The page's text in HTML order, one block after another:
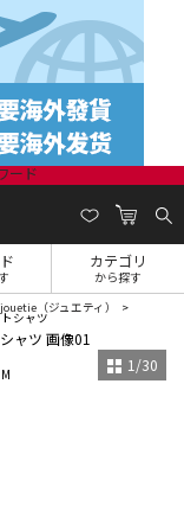
カテゴリ
から探す
jouetie（ジュエティ）
シャツ
1 /30